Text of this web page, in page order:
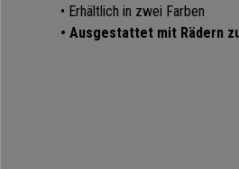
• Erhältlich in zwei Farben
• Ausgestattet mit Rädern